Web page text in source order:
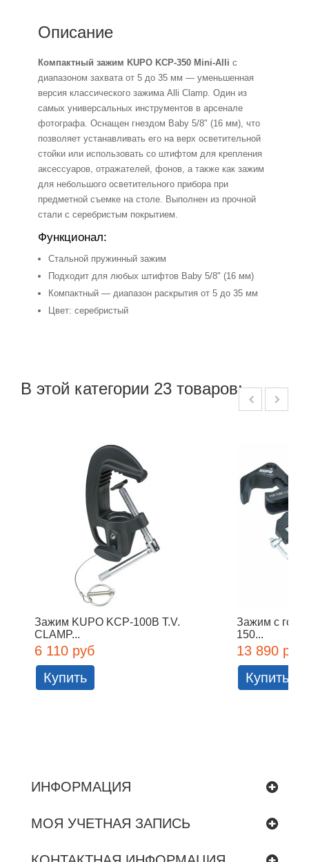
Описание
Компактный зажим KUPO KCP-350 Mini-Alli с
диапазоном захвата от 5 до 35 мм — уменьшенная
версия классического зажима Alli Clamp. Один из
самых универсальных инструментов в арсенале
фотографа. Оснащен гнездом Baby 5/8" (16 мм), что
позволяет устанавливать его на верх осветительной
стойки или использовать со штифтом для крепления
аксессуаров, отражателей, фонов, а также как зажим
для небольшого осветительного прибора при
предметной съемке на столе. Выполнен из прочной
стали с серебристым покрытием.
Функционал:
Стальной пружинный зажим
Подходит для любых штифтов Baby 5/8" (16 мм)
Компактный — диапазон раскрытия от 5 до 35 мм
Цвет: серебристый
В этой категории 23 товаров:
Зажим KUPO KCP-100B T.V.
CLAMP...
6 110 руб
Купить
Зажим с
150...
13 890 руб
Купить
ИНФОРМАЦИЯ
МОЯ УЧЕТНАЯ ЗАПИСЬ